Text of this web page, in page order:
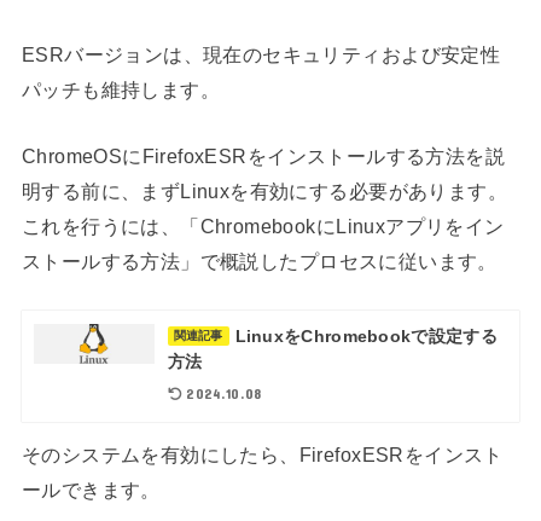
ESRバージョンは、現在のセキュリティおよび安定性
パッチも維持します。
ChromeOSにFirefoxESRをインストールする方法を説
明する前に、まずLinuxを有効にする必要があります。
これを行うには、
「ChromebookにLinuxアプリをイン
ストールする方法」で概説したプロセスに従います。
関連記事
LinuxをChromebookで設定する
方法
2024.10.08
そのシステムを有効にしたら、FirefoxESRをインスト
ールできます。